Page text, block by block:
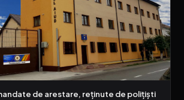
de arestare, reținute de polițiști